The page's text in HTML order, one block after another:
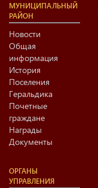
МУНИЦИПАЛЬНЫЙ
РАЙОН
Новости
Общая
информация
История
Поселения
Геральдика
Почетные
граждане
Награды
Документы
ОРГАНЫ
УПРАВЛЕНИЯ